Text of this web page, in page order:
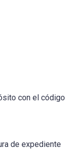
con el código
de expediente